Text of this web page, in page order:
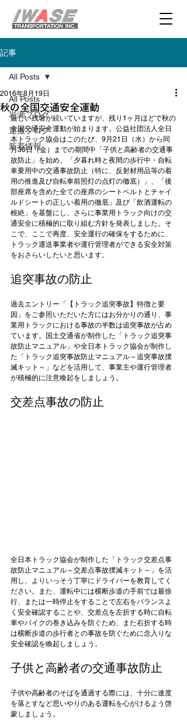
記事
All Posts
岩瀬ブログ
運搬ブログ
新着情報
All Posts
秋の全国交通安全運動
2016年8月19日
厳しい残暑が続いていますが、残り1ヶ月ほどで秋の
全国交通安全運動が始まります。公益社団法人全日
本トラック協会はこのたび、9月21日（水）から同
月30日（金）までの期間中「子供と高齢者の交通事
故防止」を始め、「夕暮れ時と夜間の歩行中・自転
車乗用中の交通事故防止（特に、反射材用品等の着
用の推進及び自転車前照灯の点灯の徹底）」、「後
部座席を含めた全ての座席のシートベルトとチャイ
ルドシートの正しい着用の徹底」及び「飲酒運転の
根絶」を基盤にし、さらに事業用トラック向けの交
通安全に積極的に取り組む方針を発表しました。そ
こで、ここで再度、安全運行の確保をするために、
トラック運送事業者や運行管理者ができる安全対策
追突事故の防止
過去エントリー「
【トラック追突事故】特徴と要
因 」をご参照いただいた方にはお分かりの通り、事
業用トラックにおける事故の半数は追突事故が占め
ています。国土交通省が制作した「トラック追突事
故防止マニュアル」や全日本トラック協会が制作し
た「トラック追突事故防止マニュアル～追突事故撲
滅キット～」などを活用して、事業主や運行管理者
交差点事故の防止
全日本トラック協会が制作した「トラック交差点事
故防止マニュアル～交差点事故撲滅キット～」を活
用し、よりいっそう丁寧にドライバーを教育してく
ださい。また、運転中には横断歩道の手前では最徐
行、または一時停止をすることで左右をバランスよ
く安全確認することや、交差点を左折する時に自転
車やバイクの巻き込みを防ぐため、また右折する時
は横断歩道の歩行者との事故を防ぐために念入りな
子供と高齢者の交通事故防止
子供や高齢者のそばを通過する際には、十分に速度
を落とすなど思いやりのある運転を心がけるよう啓